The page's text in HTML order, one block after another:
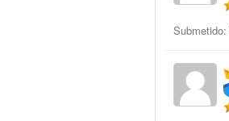
Submetido: